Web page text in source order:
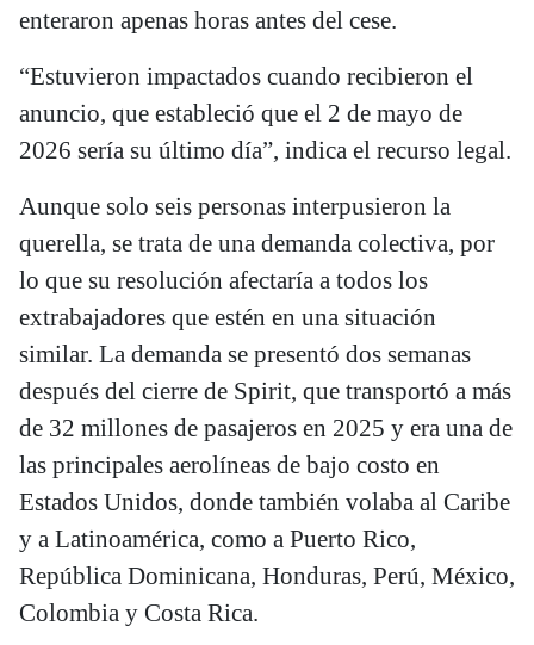
enteraron apenas horas antes del cese.
“Estuvieron impactados cuando recibieron el
anuncio, que estableció que el 2 de mayo de
2026 sería su último día”, indica el recurso legal.
Aunque solo seis personas interpusieron la
querella, se trata de una demanda colectiva, por
lo que su resolución afectaría a todos los
extrabajadores que estén en una situación
similar. La demanda se presentó dos semanas
después del cierre de Spirit, que transportó a más
de 32 millones de pasajeros en 2025 y era una de
las principales aerolíneas de bajo costo en
Estados Unidos, donde también volaba al Caribe
y a Latinoamérica, como a Puerto Rico,
República Dominicana, Honduras, Perú, México,
Colombia y Costa Rica.